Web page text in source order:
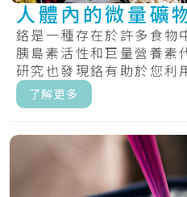
人體內的微量礦
鉻是一種存在於許多食物
胰島素活性和巨量營養素
研究也發現鉻有助於您利
白質.....
了解更多